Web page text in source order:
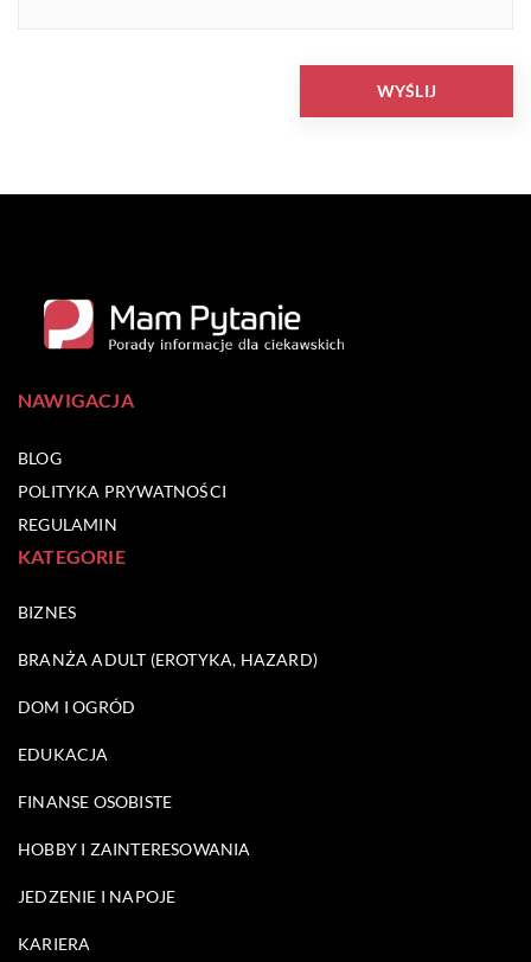
NAWIGACJA
BLOG
POLITYKA PRYWATNOŚCI
REGULAMIN
KATEGORIE
BIZNES
BRANŻA ADULT (EROTYKA, HAZARD)
DOM I OGRÓD
EDUKACJA
FINANSE OSOBISTE
HOBBY I ZAINTERESOWANIA
JEDZENIE I NAPOJE
KARIERA